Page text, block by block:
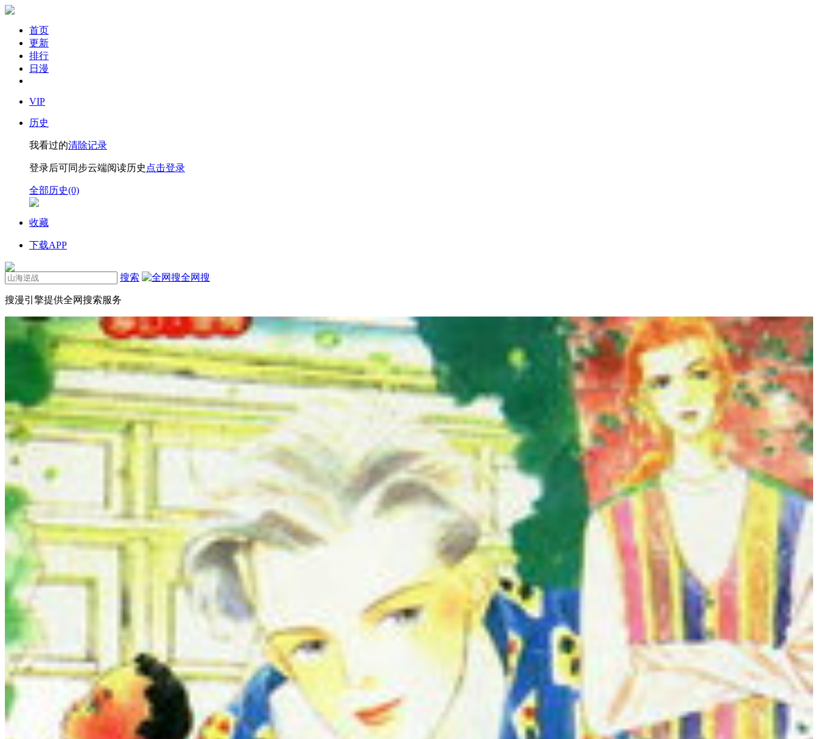
首页
更新
排行
日漫
VIP
历史
我看过的清除记录
登录后可同步云端阅读历史 点击登录
全部历史(0)
收藏
下载APP
搜索 全网搜
搜漫引擎提供全网搜索服务